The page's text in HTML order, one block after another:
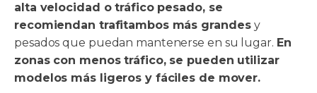
alta velocidad o tráfico pesado, se
recomiendan trafitambos más grandesy
pesados que puedan mantenerse en su lugar. En
zonas con menos tráfico, se pueden utilizar
modelos más ligeros y fáciles de mover.